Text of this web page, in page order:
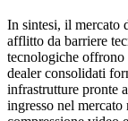
In sintesi, il mercato
afflitto da barriere
tecnologiche
dealer consolidati
infrastrutture pronte
ingresso nel